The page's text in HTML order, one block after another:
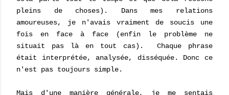
pleins de choses). Dans mes relations
amoureuses, je n'avais vraiment de soucis une
fois en face à face (enfin le problème ne
situait pas là en tout cas). Chaque phrase
était interprétée, analysée, disséquée. Donc ce
n'est pas toujours simple.
Mais d'une manière générale, je me sentais